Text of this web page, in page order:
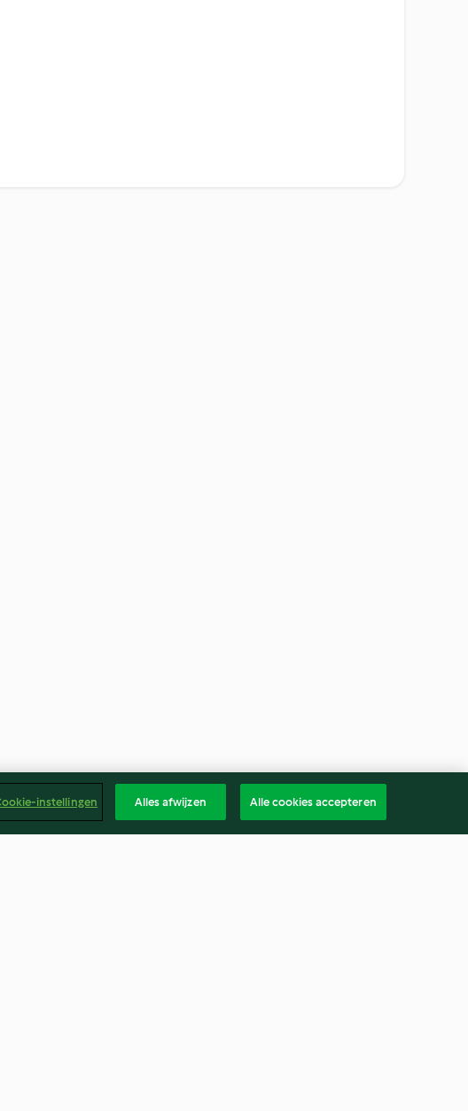
instellingen Alles afwijzen Alle cookies accepteren